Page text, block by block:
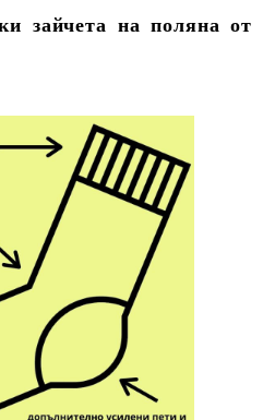
зайчета на поляна от